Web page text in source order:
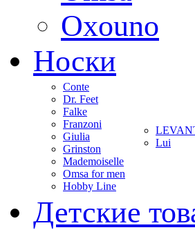
Oxouno
Носки
Conte
Dr. Feet
Falke
Franzoni
Giulia
Grinston
Mademoiselle
Omsa for men
Hobby Line
Lui
Детские